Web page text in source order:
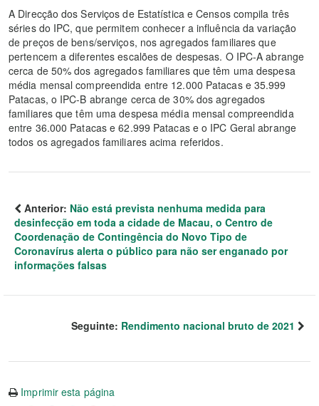
A Direcção dos Serviços de Estatística e Censos compila três
séries do IPC, que permitem conhecer a influência da variação
de preços de bens/serviços, nos agregados familiares que
pertencem a diferentes escalões de despesas. O IPC-A abrange
cerca de 50% dos agregados familiares que têm uma despesa
média mensal compreendida entre 12.000 Patacas e 35.999
Patacas, o IPC-B abrange cerca de 30% dos agregados
familiares que têm uma despesa média mensal compreendida
entre 36.000 Patacas e 62.999 Patacas e o IPC Geral abrange
todos os agregados familiares acima referidos.
Anterior: Não está prevista nenhuma medida para
desinfecção em toda a cidade de Macau, o Centro de
Coordenação de Contingência do Novo Tipo de
Coronavírus alerta o público para não ser enganado por
informações falsas
Seguinte: Rendimento nacional bruto de 2021
Imprimir esta página